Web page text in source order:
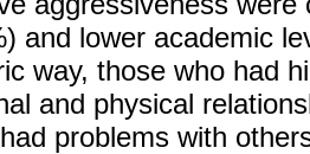
and lower academic
way, those who had
and physical
problems with